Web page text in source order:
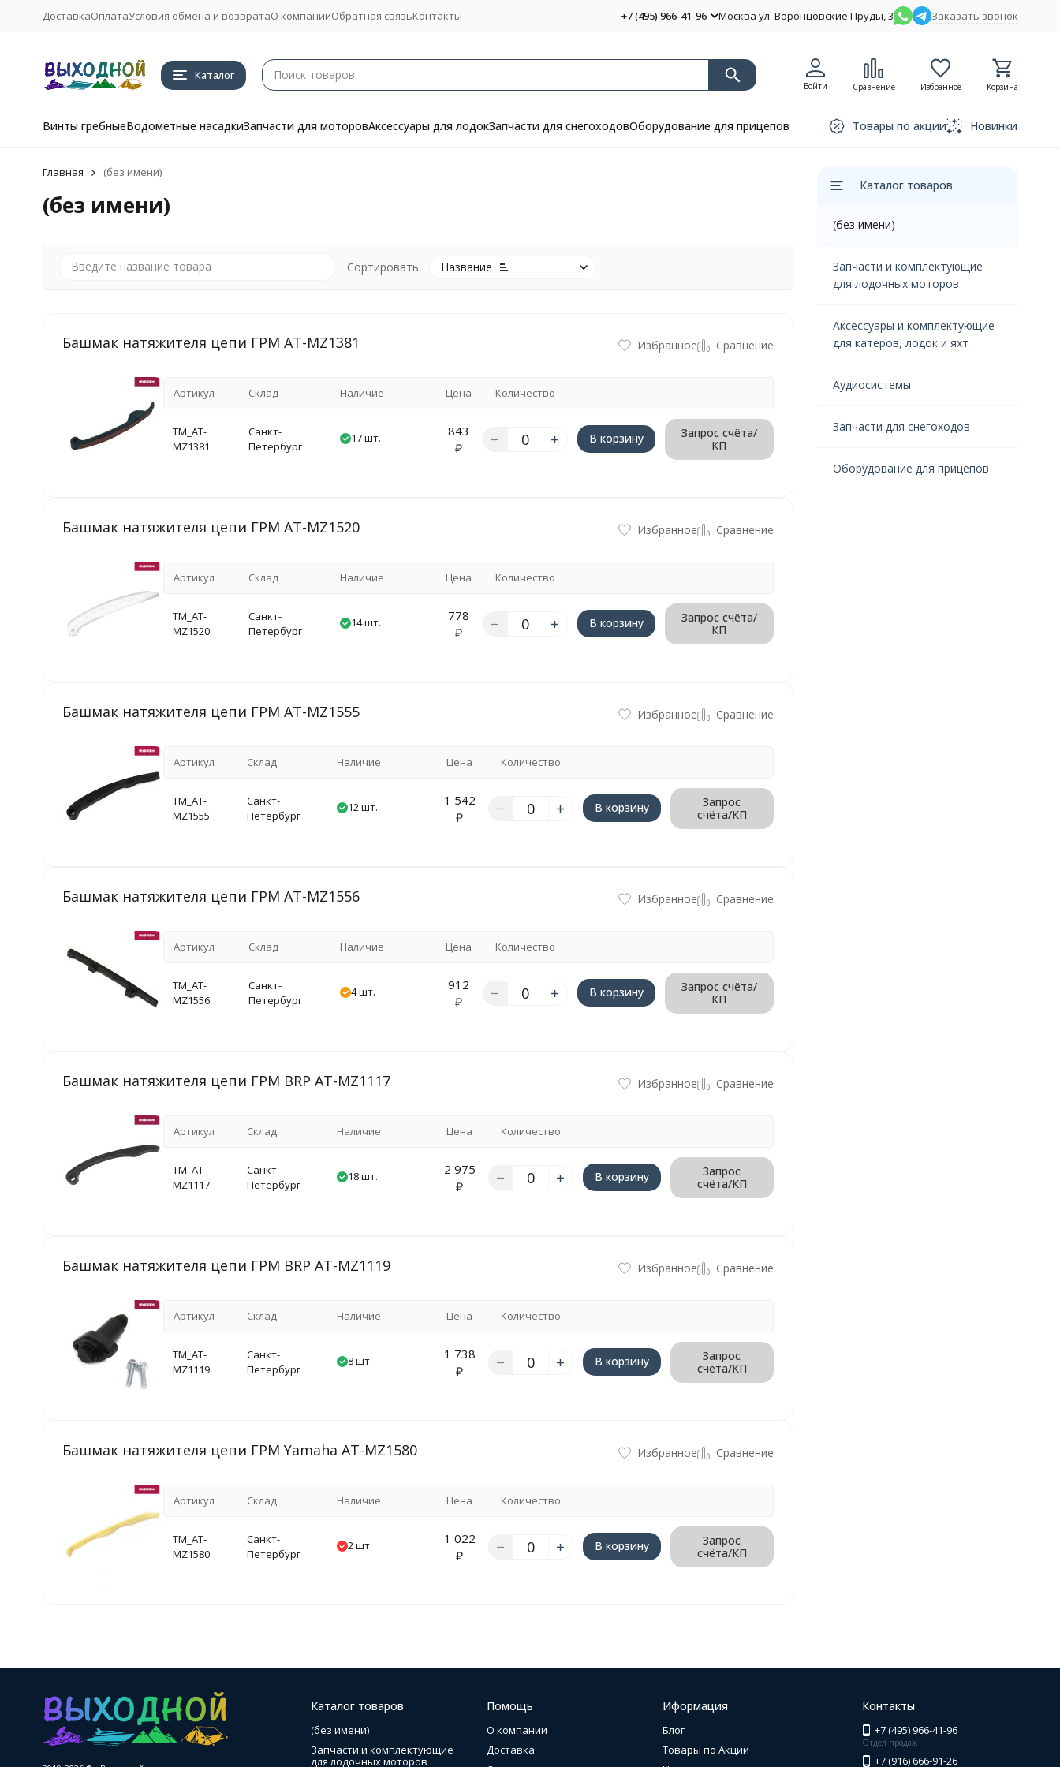
ДоставкаОплатаУсловия обмена и возвратаО компанииОбратная связьКонтакты +7 (495) 966-41-96 Москва ул. Воронцовские Пруды, 3 Заказать звонок
Каталог
Войти Сравнение Избранное Корзина
Винты гребныеВодометные насадкиЗапчасти для моторовАксессуары для лодокЗапчасти для снегоходовОборудование для прицепов Товары по акции Новинки
Главная (без имени)
(без имени)
Сортировать: Название
Башмак натяжителя цепи ГРМ AT-MZ1381 Избранное Сравнение
Артикул Склад Наличие Цена Количество
TM_AT-
MZ1381
Санкт-
Петербург
17 шт.
843
₽
В корзину
Запрос счёта/
КП
Башмак натяжителя цепи ГРМ AT-MZ1520 Избранное Сравнение
Артикул Склад Наличие Цена Количество
TM_AT-
MZ1520
Санкт-
Петербург
14 шт.
778
₽
В корзину
Запрос счёта/
КП
Башмак натяжителя цепи ГРМ AT-MZ1555 Избранное Сравнение
Артикул Склад Наличие Цена Количество
TM_AT-
MZ1555
Санкт-
Петербург
12 шт.
1 542
₽
В корзину
Запрос
счёта/КП
Башмак натяжителя цепи ГРМ AT-MZ1556 Избранное Сравнение
Артикул Склад Наличие Цена Количество
TM_AT-
MZ1556
Санкт-
Петербург
4 шт.
912
₽
В корзину
Запрос счёта/
КП
Башмак натяжителя цепи ГРМ BRP AT-MZ1117 Избранное Сравнение
Артикул Склад Наличие Цена Количество
TM_AT-
MZ1117
Санкт-
Петербург
18 шт.
2 975
₽
В корзину
Запрос
счёта/КП
Башмак натяжителя цепи ГРМ BRP AT-MZ1119 Избранное Сравнение
Артикул Склад Наличие Цена Количество
TM_AT-
MZ1119
Санкт-
Петербург
8 шт.
1 738
₽
В корзину
Запрос
счёта/КП
Башмак натяжителя цепи ГРМ Yamaha AT-MZ1580 Избранное Сравнение
Артикул Склад Наличие Цена Количество
TM_AT-
MZ1580
Санкт-
Петербург
2 шт.
1 022
₽
В корзину
Запрос
счёта/КП
Каталог товаров
(без имени)
Запчасти и комплектующие
для лодочных моторов
Аксессуары и комплектующие
для катеров, лодок и яхт
Аудиосистемы
Запчасти для снегоходов
Оборудование для прицепов
Каталог товаров
(без имени)
Запчасти и комплектующие
для лодочных моторов
Помощь
О компании
Доставка
Иформация
Блог
Товары по Акции
Контакты
+7 (495) 966-41-96
Отдел продаж
+7 (916) 666-91-26